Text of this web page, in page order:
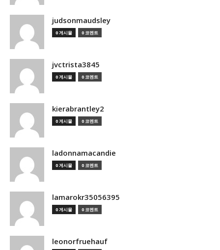
judsonmaudsley
0 게시물 0 코멘트
jvctrista3845
0 게시물 0 코멘트
kierabrantley2
0 게시물 0 코멘트
ladonnamacandie
0 게시물 0 코멘트
lamarokr35056395
0 게시물 0 코멘트
leonorfruehauf